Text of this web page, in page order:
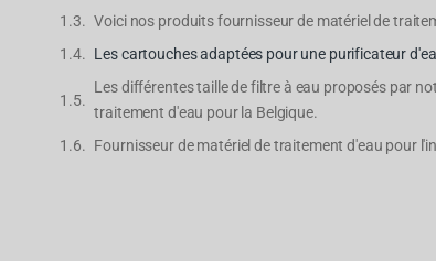
Voici nos produits fournisseur de matériel de
Les cartouches adaptées pour une purificateur
Les différentes taille de filtre à eau proposés par
traitement d'eau pour la Belgique.
Fournisseur de matériel de traitement d'eau pour